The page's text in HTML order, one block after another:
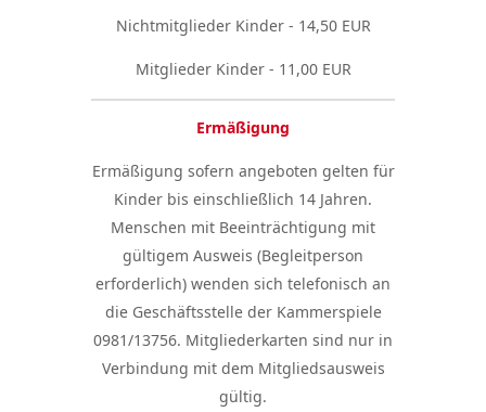
Nichtmitglieder Kinder - 14,50 EUR
Mitglieder Kinder - 11,00 EUR
Ermäßigung
Ermäßigung sofern angeboten gelten für
Kinder bis einschließlich 14 Jahren.
Menschen mit Beeinträchtigung mit
gültigem Ausweis (Begleitperson
erforderlich) wenden sich telefonisch an
die Geschäftsstelle der Kammerspiele
0981/13756. Mitgliederkarten sind nur in
Verbindung mit dem Mitgliedsausweis
gültig.